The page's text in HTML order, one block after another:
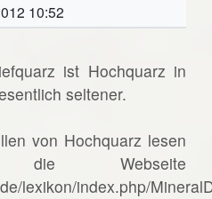
10:52
ist Hochquarz in
seltener.
von Hochquarz lesen
Webseite
lexikon/index.php/